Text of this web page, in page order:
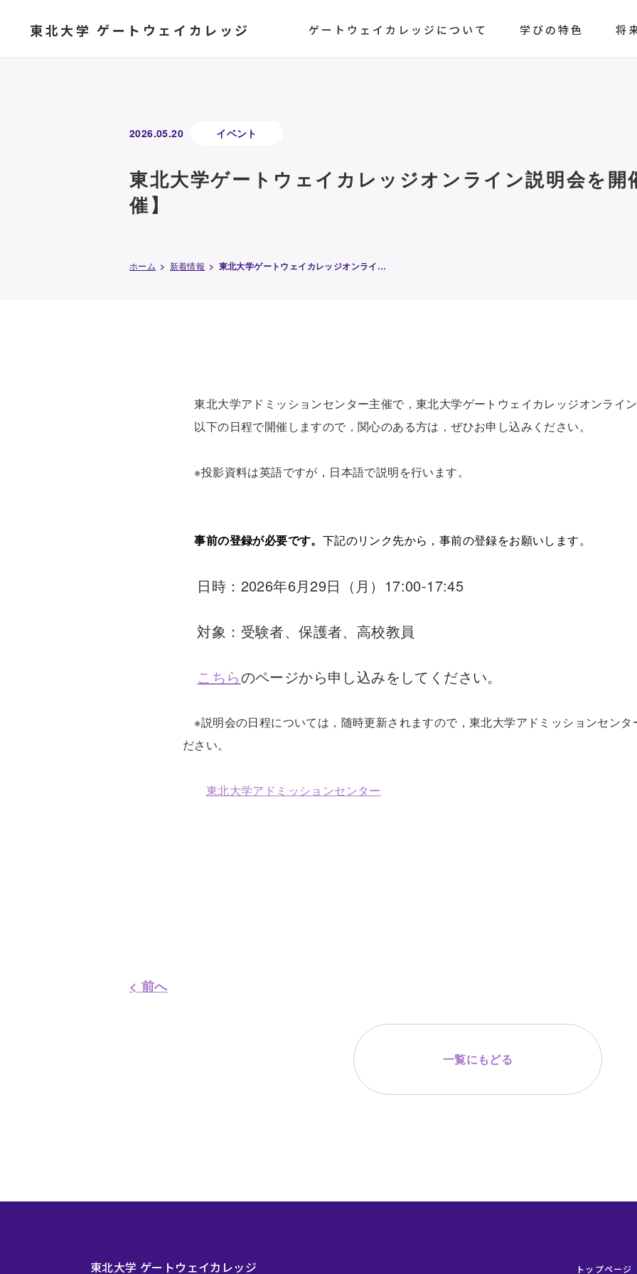
東北大学 ゲートウェイカレッジ ゲートウェイカレッジについて 学びの特色 将
2026.05.20 イベント
東北大学ゲートウェイカレッジオンライン説明会を開
催】
ホーム 新着情報 東北大学ゲートウェイカレッジオンライン説明会を開催します【6/29開催】
東北大学アドミッションセンター主催で，東北大学ゲートウェイカレッジオンライン
以下の日程で開催しますので，関心のある方は，ぜひお申し込みください。
※投影資料は英語ですが，日本語で説明を行います。
事前の登録が必要です。 下記のリンク先から，事前の登録をお願いします。
日時：2026年6月29日（月）17:00-17:45
対象：受験者、保護者、高校教員
こちらのページから申し込みをしてください。
※説明会の日程については，随時更新されますので，東北大学アドミッションセンタ
ださい。
東北大学アドミッションセンター
< 前へ
一覧にもどる
トップページ
東北大学 ゲートウェイカレッジ